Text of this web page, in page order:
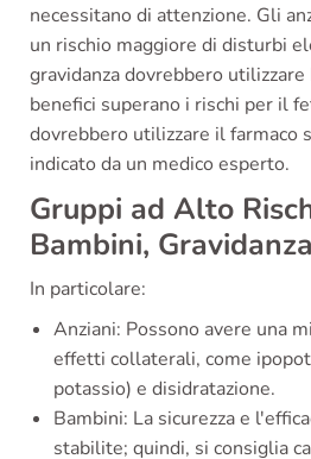
necessitano di attenzione. Gli
un rischio maggiore di disturbi
gravidanza dovrebbero
benefici superano i rischi per il
dovrebbero utilizzare il farmaco
indicato da un medico esperto.
Gruppi ad Alto
Bambini,
In particolare:
Anziani: Possono avere una
effetti collaterali, come
potassio) e disidratazione.
Bambini: La sicurezza e
stabilite; quindi, si consiglia